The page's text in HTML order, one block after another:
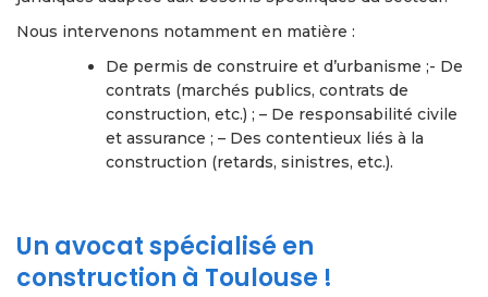
Nous intervenons notamment en matière :
De permis de construire et d’urbanisme ;- De
contrats (marchés publics, contrats de
construction, etc.) ; – De responsabilité civile
et assurance ; – Des contentieux liés à la
construction (retards, sinistres, etc.).
Un avocat spécialisé en
construction à Toulouse !